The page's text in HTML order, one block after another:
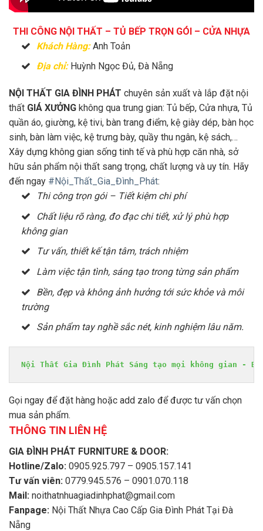
THI CÔNG NỘI THẤT – TỦ BẾP TRỌN GÓI – CỬA NHỰA
Khách Hàng:Anh Toản
Địa chỉ:Huỳnh Ngọc Đủ, Đà Nẵng
NỘI THẤT GIA ĐÌNH PHÁT chuyên sản xuất và lắp đặt nội
thất GIÁ XƯỞNG không qua trung gian: Tủ bếp, Cửa nhựa, Tủ
quần áo, giường, kệ tivi, bàn trang điểm, kệ giày dép, bàn học
sinh, bàn làm việc, kệ trưng bày, quầy thu ngân, kệ sách,…
Xây dựng không gian sống tinh tế và phù hợp căn nhà, sở
hữu sản phẩm nội thất sang trọng, chất lượng và uy tín. Hãy
đến ngay #Nội_Thất_Gia_Đình_Phát:
Thi công trọn gói – Tiết kiệm chi phí
Chất liệu rõ ràng, đo đạc chi tiết, xử lý phù hợp
không gian
Tư vấn, thiết kế tận tâm, trách nhiệm
Làm việc tận tình, sáng tạo trong từng sản phẩm
Bền, đẹp và không ảnh hưởng tới sức khỏe và môi
trường
Sản phẩm tay nghề sắc nét, kinh nghiệm lâu năm.
Nội Thất Gia Đình Phát Sáng tạo mọi không gian -
Gọi ngay để đặt hàng hoặc add zalo để được tư vấn chọn
mua sản phẩm.
THÔNG TIN LIÊN HỆ
GIA ĐÌNH PHÁT FURNITURE & DOOR:
Hotline/Zalo: 0905.925.797 – 0905.157.141
Tư vấn viên: 0779.945.576 – 0901.070.118
Mail: noithatnhuagiadinhphat@gmail.com
Fanpage: Nội Thất Nhựa Cao Cấp Gia Đình Phát Tại Đà
Nẵng